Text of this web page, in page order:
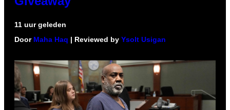
11 uur geleden
Door Maha Haq | Reviewed by Ysolt Usigan